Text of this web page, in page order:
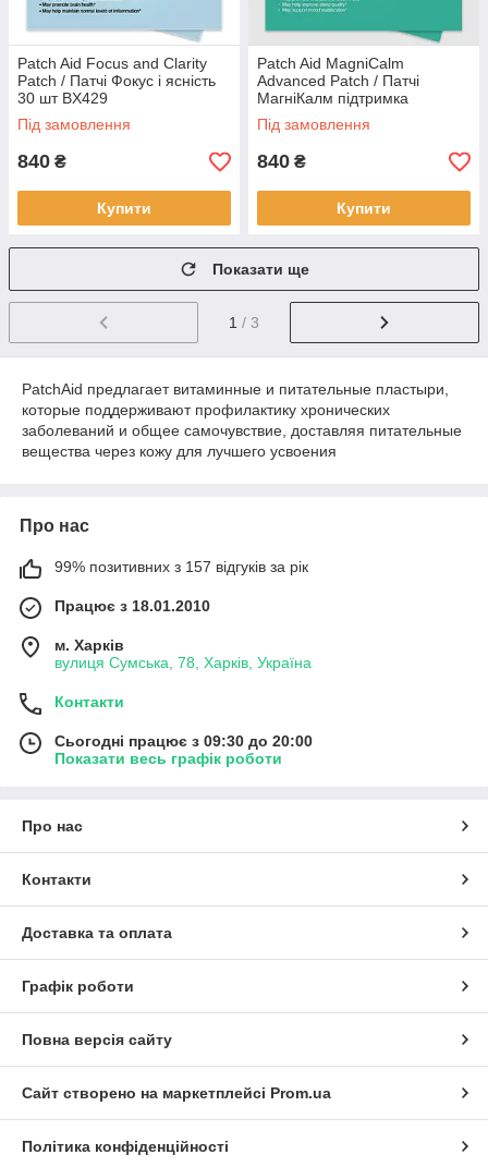
Patch Aid Focus and Clarity
Patch / Патчі Фокус і ясність
30 шт BX429
Під замовлення
840 ₴
Купити
Patch Aid MagniCalm
Advanced Patch / Патчі
МагніКалм підтримка
розслаблення і спокою 30 шт.
BX324
Під замовлення
840 ₴
Купити
Показати ще
1 / 3
PatchAid предлагает витаминные и питательные пластыри,
которые поддерживают профилактику хронических
заболеваний и общее самочувствие, доставляя питательные
вещества через кожу для лучшего усвоения
Про нас
99% позитивних з 157 відгуків за рік
Працює з 18.01.2010
м. Харків
вулиця Сумська, 78, Харків, Україна
Контакти
Сьогодні працює з 09:30 до 20:00
Показати весь графік роботи
Про нас
Контакти
Доставка та оплата
Графік роботи
Повна версія сайту
Сайт створено на маркетплейсі Prom.ua
Політика конфіденційності